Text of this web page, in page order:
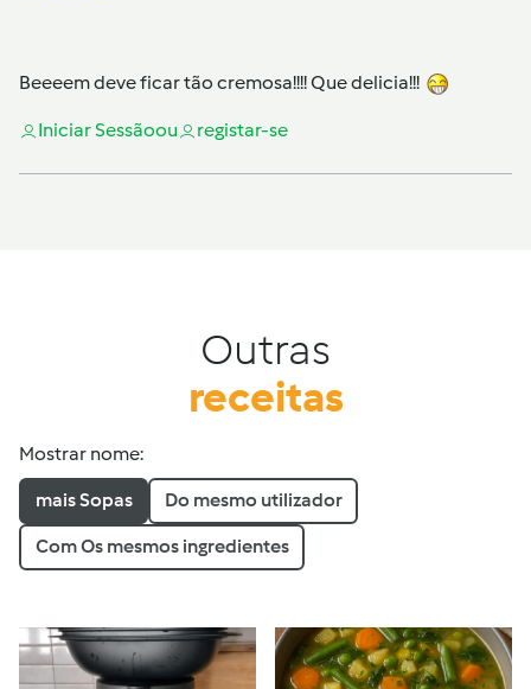
Beeeem deve ficar tão cremosa!!!! Que delicia!!!
Iniciar Sessãoou registar-se
Outras
receitas
Mostrar nome:
mais Sopas Do mesmo utilizador
Com Os mesmos ingredientes